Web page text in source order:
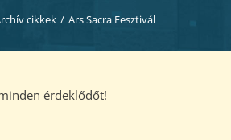
cikkek / Ars Sacra Fesztivál
érdeklődőt!